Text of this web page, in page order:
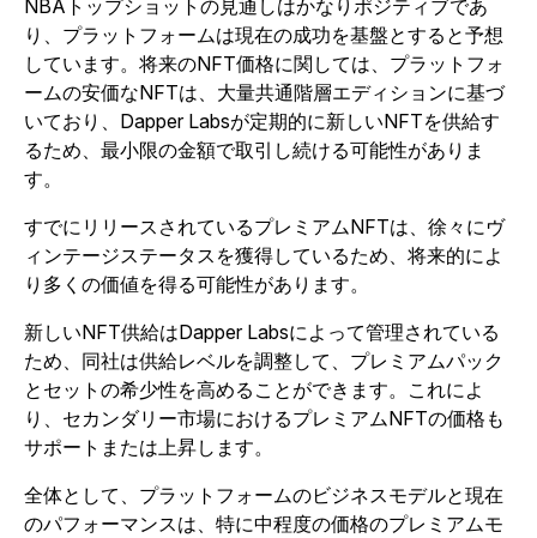
NBAトップショットの見通しはかなりポジティブであ
り、プラットフォームは現在の成功を基盤とすると予想
しています。将来のNFT価格に関しては、プラットフォ
ームの安価なNFTは、大量共通階層エディションに基づ
いており、Dapper Labsが定期的に新しいNFTを供給す
るため、最小限の金額で取引し続ける可能性がありま
す。
すでにリリースされているプレミアムNFTは、徐々にヴ
ィンテージステータスを獲得しているため、将来的によ
り多くの価値を得る可能性があります。
新しいNFT供給はDapper Labsによって管理されている
ため、同社は供給レベルを調整して、プレミアムパック
とセットの希少性を高めることができます。これによ
り、セカンダリー市場におけるプレミアムNFTの価格も
サポートまたは上昇します。
全体として、プラットフォームのビジネスモデルと現在
のパフォーマンスは、特に中程度の価格のプレミアムモ